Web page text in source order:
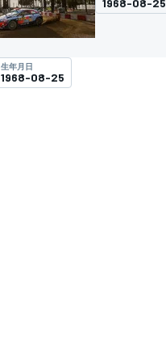
生年月日
1968-08-25